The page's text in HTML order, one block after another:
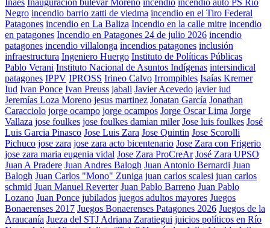
Inaes Inauguración bulevar Moreno incendio incendio auto PS Río
Negro incendio barrio zatti de viedma incendio en el Tiro Federal
Patagones incendio en La Baliza Incendio en la calle mitre incendio
en patagones Incendio en Patagones 24 de julio 2026 incendio
patagones incendio villalonga incendios patagones inclusión
infraestructura Ingeniero Huergo Instituto de Políticas Públicas
Pablo Verani Instituto Nacional de Asuntos Indígenas intersindical
patagones IPPV IPROSS Irineo Calvo Irrompibles Isaías Kremer
Iud Ivan Ponce Ivan Preuss jabali Javier Acevedo javier iud
Jeremías Loza Moreno jesus martinez Jonatan García Jonathan
Caracciolo jorge ocampo jorge ocampos Jorge Oscar Lima Jorge
Vallaza jose foulkes jose foulkes damian miler Jose luis foulkes José
Luis Garcia Pinasco Jose Luis Zara Jose Quintin Jose Scorolli
Pichuco jose zara jose zara acto bicentenario Jose Zara con Frigerio
jose zara maria eugenia vidal Jose Zara ProCreAr José Zara UPSO
Juan A Pradere Juan Andres Balogh Juan Antonio Bernardi Juan
Balogh Juan Carlos "Mono" Zuniga juan carlos scalesi juan carlos
schmid Juan Manuel Reverter Juan Pablo Barreno Juan Pablo
Lozano Juan Ponce jubilados juegos adultos mayores Juegos
Bonaerenses 2017 Juegos Bonaerenses Patagones 2026 Juegos de la
Araucanía Jueza del STJ Adriana Zaratiegui juicios políticos en Río